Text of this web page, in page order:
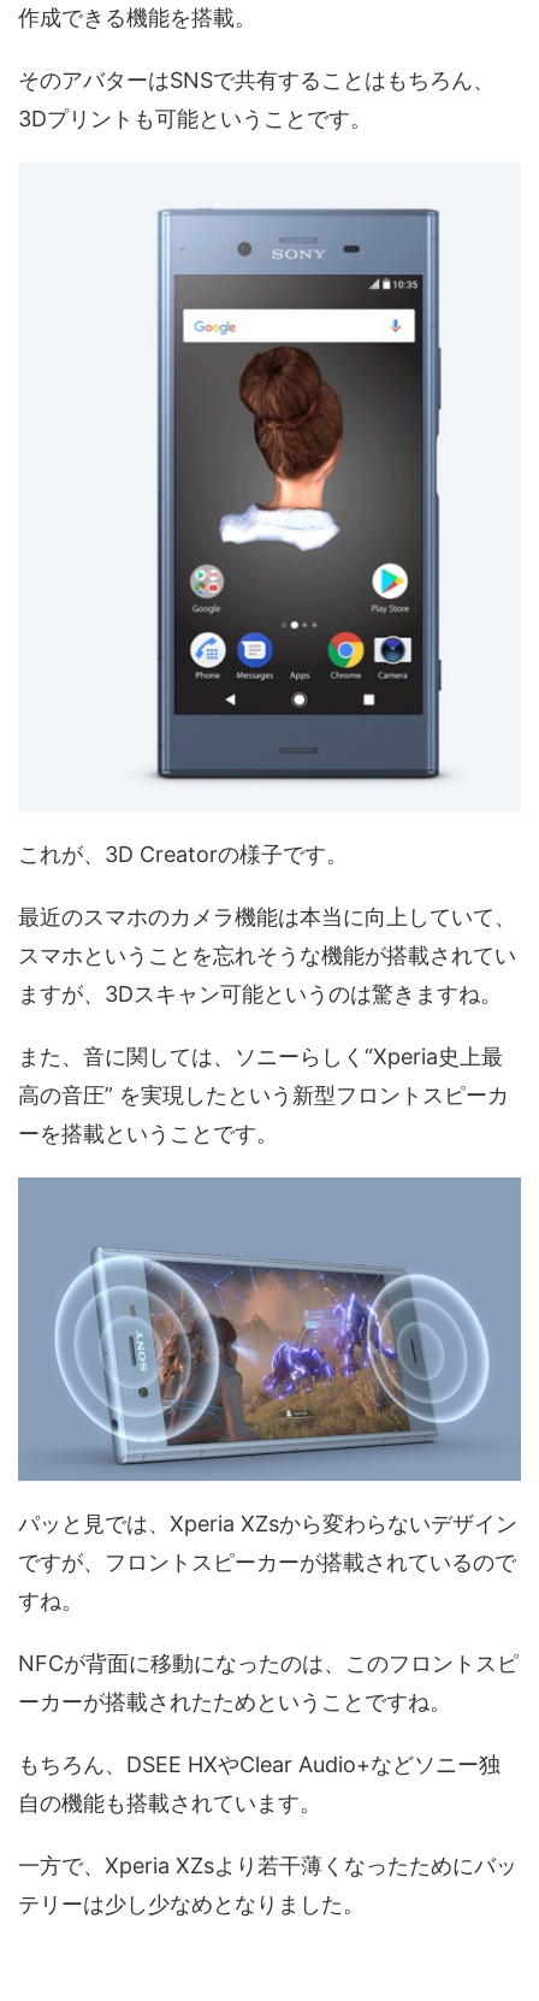
作成できる機能を搭載。
そのアバターはSNSで共有することはもちろん、
3Dプリントも可能ということです。
これが、3D Creatorの様子です。
最近のスマホのカメラ機能は本当に向上していて、
スマホということを忘れそうな機能が搭載されてい
ますが、3Dスキャン可能というのは驚きますね。
また、音に関しては、ソニーらしく“Xperia史上最
高の音圧” を実現したという新型フロントスピーカ
ーを搭載ということです。
パッと見では、Xperia XZsから変わらないデザイン
ですが、フロントスピーカーが搭載されているので
すね。
NFCが背面に移動になったのは、このフロントスピ
ーカーが搭載されたためということですね。
もちろん、DSEE HXやClear Audio+などソニー独
自の機能も搭載されています。
一方で、Xperia XZsより若干薄くなったためにバッ
テリーは少し少なめとなりました。